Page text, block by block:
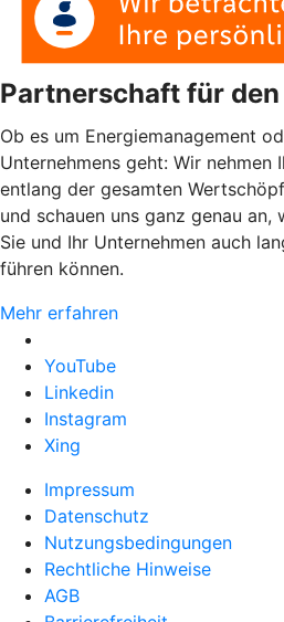
Partnerschaft für
Ob es um Energiemanagement
Unternehmens geht: Wir nehmen
entlang der gesamten
und schauen uns ganz genau
Sie und Ihr Unternehmen auch
führen können.
Mehr erfahren
YouTube
Linkedin
Instagram
Xing
Impressum
Datenschutz
Nutzungsbedingungen
Rechtliche Hinweise
AGB